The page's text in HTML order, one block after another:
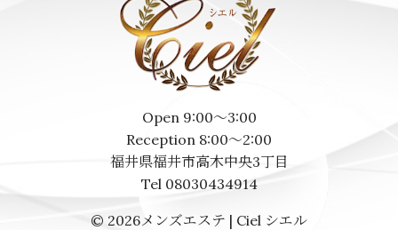
Open 9:00～3:00
Reception 8:00～2:00
福井県福井市高木中央3丁目
Tel 08030434914
© 2026メンズエステ | Ciel シエル